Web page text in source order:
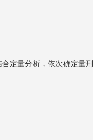
定量分析，依次确定量